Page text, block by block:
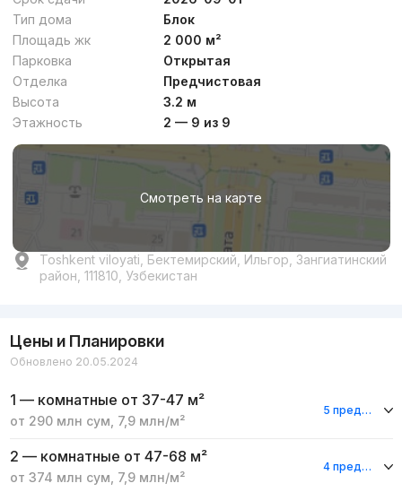
Тип дома
Блок
Площадь жк
2 000 м²
Парковка
Открытая
Отделка
Предчистовая
Высота
3.2 м
Этажность
2 — 9 из 9
Смотреть на карте
Toshkent viloyati, Бектемирский, Ильгор, Зангиатинский
район, 111810, Узбекистан
Цены и Планировки
Обновлено 20.05.2024
1 — комнатные от 37-47 м²
от 290 млн сум 7,9 млн/м²
5 предложений
2 — комнатные от 47-68 м²
от 374 млн сум 7,9 млн/м²
4 предложения